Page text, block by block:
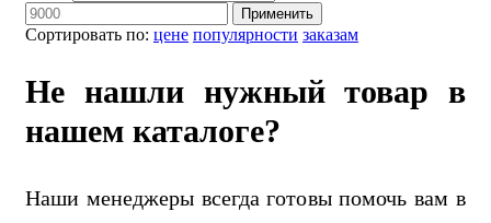
Сортировать по: цене популярности заказам
Применить
Не нашли нужный товар в
нашем каталоге?
Наши менеджеры всегда готовы помочь вам в